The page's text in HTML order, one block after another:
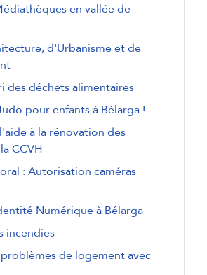
en vallée de
d'Urbanisme et de
des déchets alimentaires
pour enfants à Bélarga !
à la rénovation des
CCVH
: Autorisation caméras
Numérique à Bélarga
incendies
de logement avec